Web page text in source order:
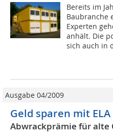
Bereits im
Baubranche
Experten
anhält. Die
sich auch in
Ausgabe 04/2009
Geld sparen mit ELA
Abwrackprämie für alte